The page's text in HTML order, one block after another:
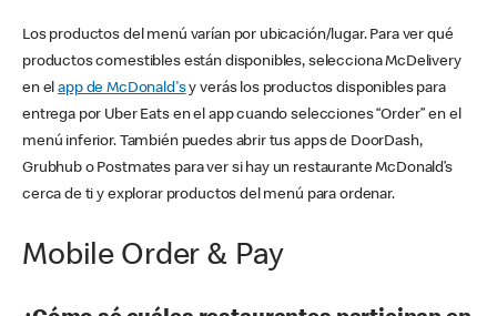
Los productos del menú varían por ubicación/lugar. Para ver qué
productos comestibles están disponibles, selecciona McDelivery
en elapp de McDonald'sy verás los productos disponibles para
entrega por Uber Eats en el app cuando selecciones “Order” en el
menú inferior. También puedes abrir tus apps de DoorDash,
Grubhub o Postmates para ver si hay un restaurante McDonald’s
cerca de ti y explorar productos del menú para ordenar.
Mobile Order & Pay